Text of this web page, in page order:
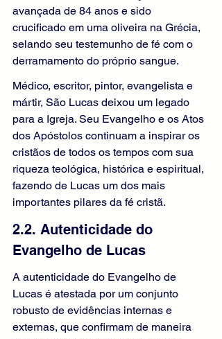
avançada de 84 anos e sido
crucificado em uma oliveira na Grécia,
selando seu testemunho de fé com o
derramamento do próprio sangue.
Médico, escritor, pintor, evangelista e
mártir, São Lucas deixou um legado
para a Igreja. Seu Evangelho e os Atos
dos Apóstolos continuam a inspirar os
cristãos de todos os tempos com sua
riqueza teológica, histórica e espiritual,
fazendo de Lucas um dos mais
importantes pilares da fé cristã.
2.2. Autenticidade do
Evangelho de Lucas
A autenticidade do Evangelho de
Lucas é atestada por um conjunto
robusto de evidências internas e
externas, que confirmam de maneira